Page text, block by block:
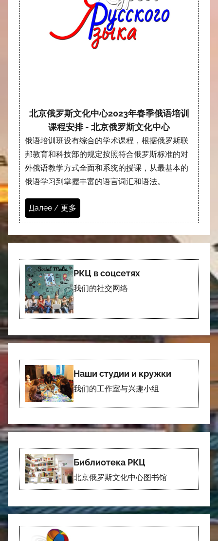
北京俄罗斯文化中心2023年春季俄语培训
课程安排 - 北京俄罗斯文化中心
俄语培训班设有综合的学术课程，根据俄罗斯联
邦教育和科技部的规定按照符合俄罗斯标准的对
外俄语教学方式全面和系统的授课，从最基本的
俄语学习到掌握丰富的语言词汇和语法。
Далее / 更多
РКЦ в соцсетях
我们的社交网络
Наши студии и кружки
我们的工作室与兴趣小组
Библиотека РКЦ
北京俄罗斯文化中心图书馆